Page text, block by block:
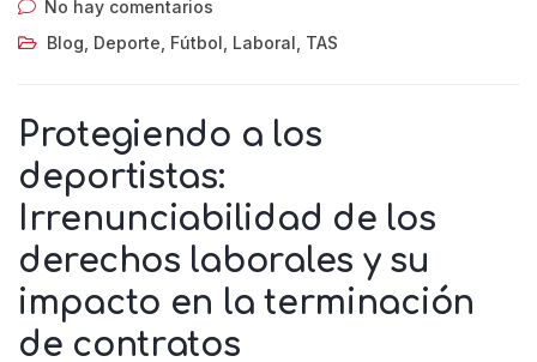
No hay comentarios
Blog Deporte Fútbol Laboral TAS
Protegiendo a los
deportistas:
Irrenunciabilidad de los
derechos laborales y su
impacto en la terminación
de contratos